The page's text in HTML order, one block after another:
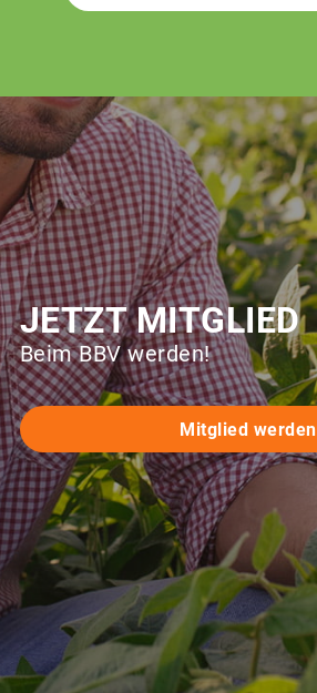
JETZT MITGLIED
Beim BBV werden!
Mitglied werden